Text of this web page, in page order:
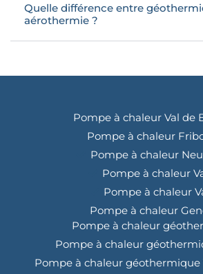
Quelle différence entre
aérothermie ?
Pompe à chaleur Val de
Pompe à chaleur
Pompe à chaleur
Pompe à chaleur
Pompe à chaleur
Pompe à chaleur
Pompe à chaleur
Pompe à chaleur
Pompe à chaleur géothermique